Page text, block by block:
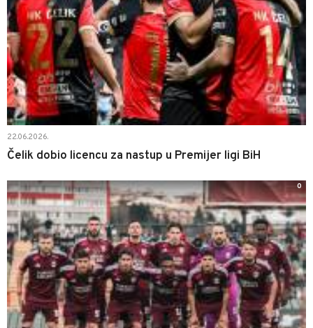
22.06.2026.
Čelik dobio licencu za nastup u Premijer ligi BiH
0